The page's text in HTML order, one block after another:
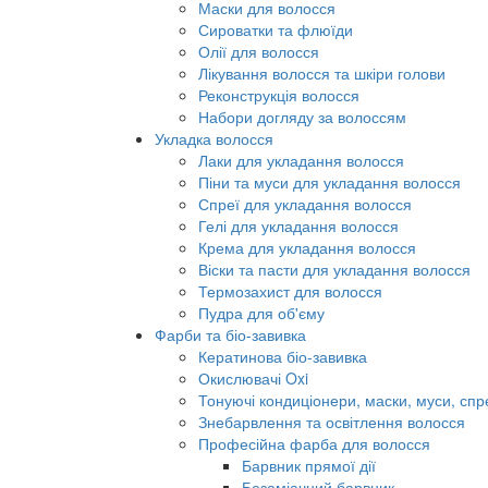
Маски для волосся
Сироватки та флюїди
Олії для волосся
Лікування волосся та шкіри голови
Реконструкція волосся
Набори догляду за волоссям
Укладка волосся
Лаки для укладання волосся
Піни та муси для укладання волосся
Спреї для укладання волосся
Гелі для укладання волосся
Крема для укладання волосся
Віски та пасти для укладання волосся
Термозахист для волосся
Пудра для об'єму
Фарби та біо-завивка
Кератинова біо-завивка
Окислювачі Oxi
Тонуючі кондиціонери, маски, муси,
Знебарвлення та освітлення волосся
Професійна фарба для волосся
Барвник прямої дії